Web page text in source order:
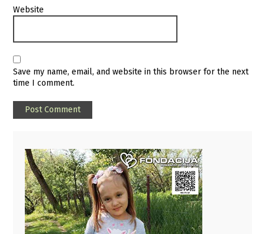
Website
Save my name, email, and website in this browser for the next
time I comment.